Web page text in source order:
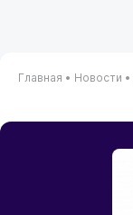
Главная • Новости •